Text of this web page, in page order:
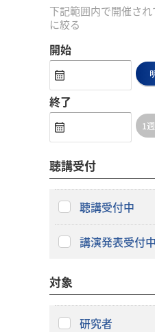
下記範囲内で開催さ
に絞る
開始
終了
1
聴講受付
聴講受付中
講演発表受付中
対象
研究者